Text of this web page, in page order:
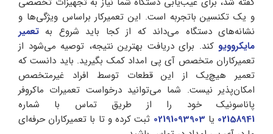
و یک تکنسین با‌تجربه است. این تعمیرکار بر‌اساس ویژگی‌ها و
نشانه‌های دستگاه می‌داند که از کجا باید شروع به تعمیر
مایکروویو کند. برای دریافت بهترین نتیجه، توصیه می‌شود از
تعمیرکاران متخصص آی پی امداد کمک بگیرید. باید دانست که
تعمیر هیچ‌یک از این قطعات توسط افراد غیرمتخصص
امکان‌پذیر نیست. شما می‌توانید درخواست تعمیرات ماکروفر
پاناسونیک خود را از طریق تماس با شماره
02158941 یا 02191093903 ثبت کرده و تا با تعمیرکاران حرفه‌ای